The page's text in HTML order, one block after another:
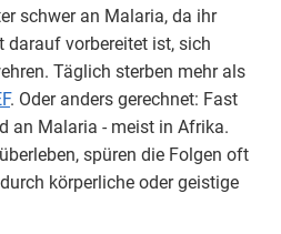
schwer an Malaria, da ihr
vorbereitet ist, sich
Täglich sterben mehr als
. Oder anders gerechnet: Fast
an Malaria - meist in Afrika.
spüren die Folgen oft
körperliche oder geistige